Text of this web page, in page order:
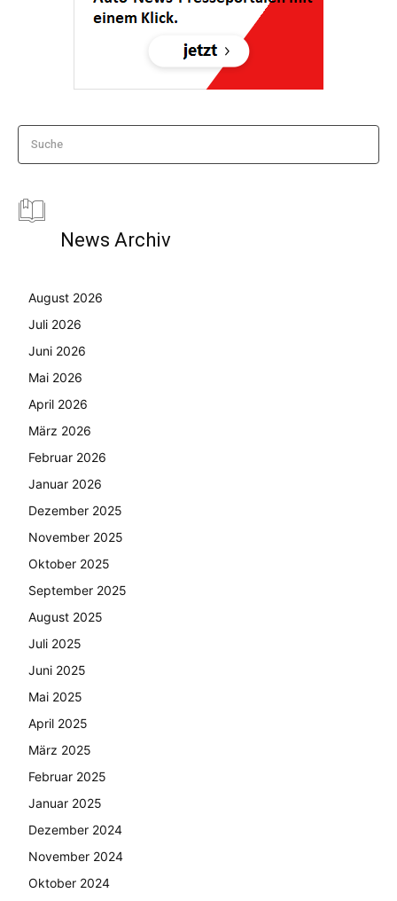
Suche
News Archiv
August 2026
Juli 2026
Juni 2026
Mai 2026
April 2026
März 2026
Februar 2026
Januar 2026
Dezember 2025
November 2025
Oktober 2025
September 2025
August 2025
Juli 2025
Juni 2025
Mai 2025
April 2025
März 2025
Februar 2025
Januar 2025
Dezember 2024
November 2024
Oktober 2024